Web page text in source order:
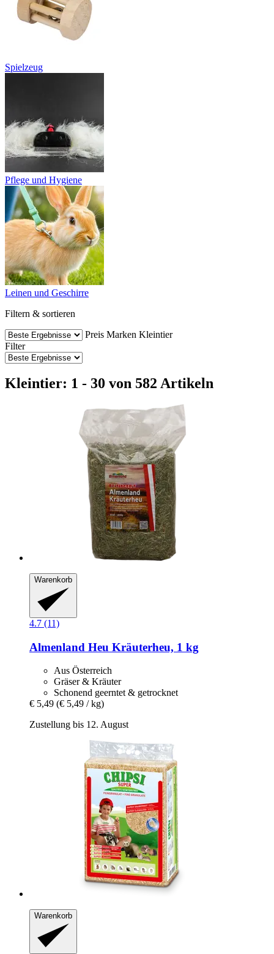
Spielzeug
Pflege und Hygiene
Leinen und Geschirre
Filtern & sortieren
Preis Marken Kleintier
Filter
Kleintier: 1 - 30 von 582 Artikeln
Warenkorb
4.7 (11)
Almenland Heu Kräuterheu, 1 kg
Aus Österreich
Gräser & Kräuter
Schonend geerntet & getrocknet
€ 5,49 (€ 5,49 / kg)
Zustellung bis 12. August
Warenkorb